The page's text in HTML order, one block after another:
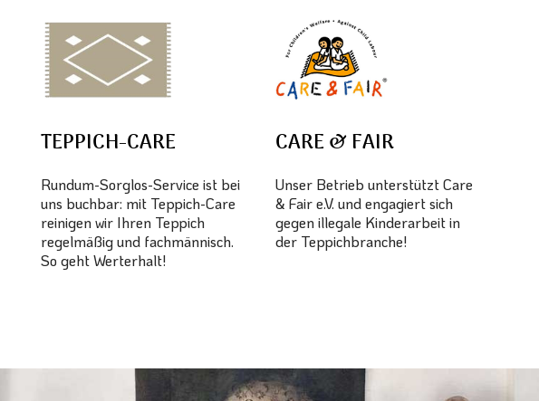
TEPPICH-CARE
Rundum-Sorglos-Service ist bei
uns buchbar: mit Teppich-Care
reinigen wir Ihren Teppich
regelmäßig und fachmännisch.
So geht Werterhalt!
CARE & FAIR
Unser Betrieb unterstützt Care
& Fair e.V. und engagiert sich
gegen illegale Kinderarbeit in
der Teppichbranche!